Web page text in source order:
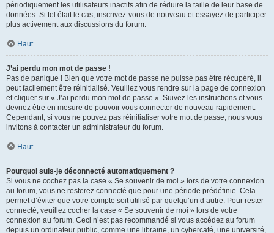
périodiquement les utilisateurs inactifs afin de réduire la taille de leur base de
données. Si tel était le cas, inscrivez-vous de nouveau et essayez de participer
plus activement aux discussions du forum.
Haut
J’ai perdu mon mot de passe !
Pas de panique ! Bien que votre mot de passe ne puisse pas être récupéré, il
peut facilement être réinitialisé. Veuillez vous rendre sur la page de connexion
et cliquer sur « J’ai perdu mon mot de passe ». Suivez les instructions et vous
devriez être en mesure de pouvoir vous connecter de nouveau rapidement.
Cependant, si vous ne pouvez pas réinitialiser votre mot de passe, nous vous
invitons à contacter un administrateur du forum.
Haut
Pourquoi suis-je déconnecté automatiquement ?
Si vous ne cochez pas la case « Se souvenir de moi » lors de votre connexion
au forum, vous ne resterez connecté que pour une période prédéfinie. Cela
permet d’éviter que votre compte soit utilisé par quelqu’un d’autre. Pour rester
connecté, veuillez cocher la case « Se souvenir de moi » lors de votre
connexion au forum. Ceci n’est pas recommandé si vous accédez au forum
depuis un ordinateur public, comme une librairie, un cybercafé, une université,